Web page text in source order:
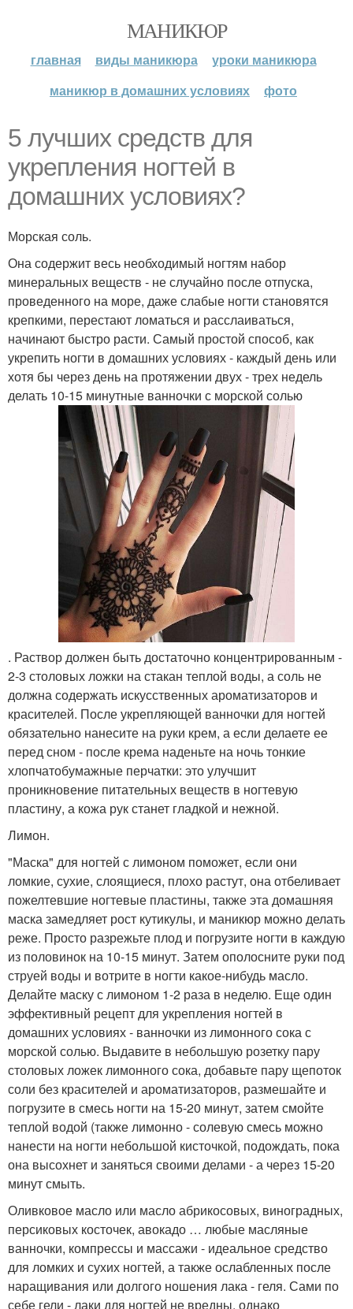
МАНИКЮР
главная виды маникюра
уроки маникюра
маникюр в домашних условиях
фото
5 лучших средств для
укрепления ногтей в
домашних условиях?
Морская соль.
Она содержит весь необходимый ногтям набор
минеральных веществ - не случайно после отпуска,
проведенного на море, даже слабые ногти становятся
крепкими, перестают ломаться и расслаиваться,
начинают быстро расти. Самый простой способ, как
укрепить ногти в домашних условиях - каждый день или
хотя бы через день на протяжении двух - трех недель
делать 10-15 минутные ванночки с морской солью
. Раствор должен быть достаточно концентрированным -
2-3 столовых ложки на стакан теплой воды, а соль не
должна содержать искусственных ароматизаторов и
красителей. После укрепляющей ванночки для ногтей
обязательно нанесите на руки крем, а если делаете ее
перед сном - после крема наденьте на ночь тонкие
хлопчатобумажные перчатки: это улучшит
проникновение питательных веществ в ногтевую
пластину, а кожа рук станет гладкой и нежной.
Лимон.
"Маска" для ногтей с лимоном поможет, если они
ломкие, сухие, слоящиеся, плохо растут, она отбеливает
пожелтевшие ногтевые пластины, также эта домашняя
маска замедляет рост кутикулы, и маникюр можно делать
реже. Просто разрежьте плод и погрузите ногти в каждую
из половинок на 10-15 минут. Затем ополосните руки под
струей воды и вотрите в ногти какое-нибудь масло.
Делайте маску с лимоном 1-2 раза в неделю. Еще один
эффективный рецепт для укрепления ногтей в
домашних условиях - ванночки из лимонного сока с
морской солью. Выдавите в небольшую розетку пару
столовых ложек лимонного сока, добавьте пару щепоток
соли без красителей и ароматизаторов, размешайте и
погрузите в смесь ногти на 15-20 минут, затем смойте
теплой водой (также лимонно - солевую смесь можно
нанести на ногти небольшой кисточкой, подождать, пока
она высохнет и заняться своими делами - а через 15-20
минут смыть.
Оливковое масло или масло абрикосовых, виноградных,
персиковых косточек, авокадо … любые масляные
ванночки, компрессы и массажи - идеальное средство
для ломких и сухих ногтей, а также ослабленных после
наращивания или долгого ношения лака - геля. Сами по
себе гели - лаки для ногтей не вредны, однако